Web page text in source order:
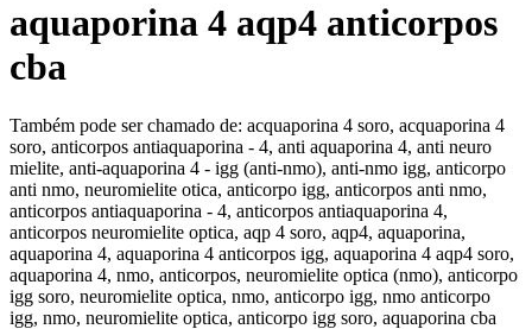
aquaporina 4 aqp4 anticorpos
cba
Também pode ser chamado de: acquaporina 4 soro, acquaporina 4
soro, anticorpos antiaquaporina - 4, anti aquaporina 4, anti neuro
mielite, anti-aquaporina 4 - igg (anti-nmo), anti-nmo igg, anticorpo
anti nmo, neuromielite otica, anticorpo igg, anticorpos anti nmo,
anticorpos antiaquaporina - 4, anticorpos antiaquaporina 4,
anticorpos neuromielite optica, aqp 4 soro, aqp4, aquaporina,
aquaporina 4, aquaporina 4 anticorpos igg, aquaporina 4 aqp4 soro,
aquaporina 4, nmo, anticorpos, neuromielite optica (nmo), anticorpo
igg soro, neuromielite optica, nmo, anticorpo igg, nmo anticorpo
igg, nmo, neuromielite optica, anticorpo igg soro, aquaporina cba